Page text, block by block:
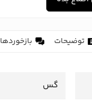
توضیحات بازخوردها
گس